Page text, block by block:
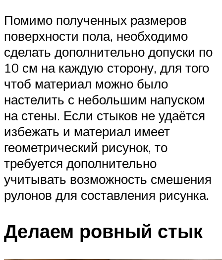
Помимо полученных размеров
поверхности пола, необходимо
сделать дополнительно допуски по
10 см на каждую сторону, для того
чтоб материал можно было
настелить с небольшим напуском
на стены. Если стыков не удаётся
избежать и материал имеет
геометрический рисунок, то
требуется дополнительно
учитывать возможность смешения
рулонов для составления рисунка.
Делаем ровный стык